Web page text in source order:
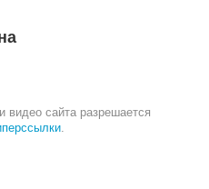
видео сайта разрешается